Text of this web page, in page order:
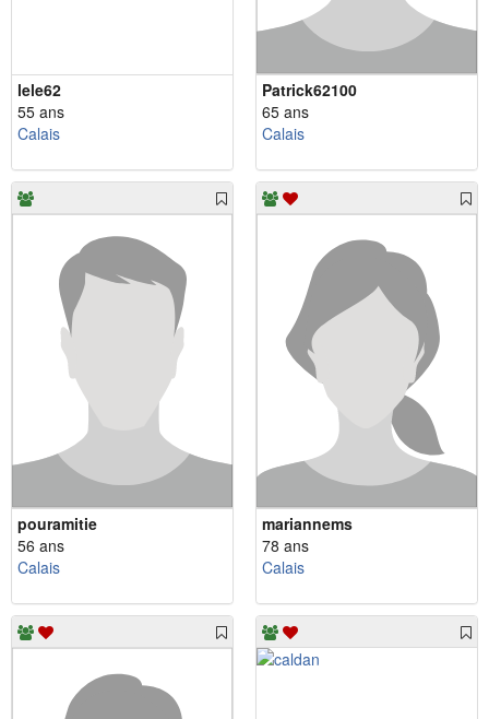
lele62
55 ans
Calais
Patrick62100
65 ans
Calais
pouramitie
56 ans
Calais
mariannems
78 ans
Calais